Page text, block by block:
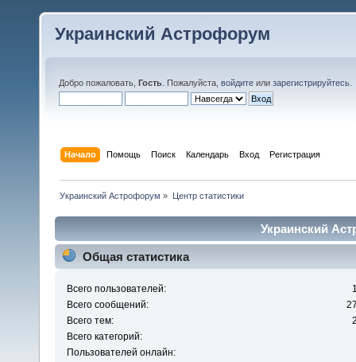
Украинский Астрофорум
Добро пожаловать, Гость . Пожалуйста, войдите или зарегистрируйтесь
Начало Помощь Поиск Календарь Вход Регистрация
Украинский Астрофорум » Центр статистики
Украинский
Общая статистика
Всего пользователей:
Всего сообщений:
Всего тем:
Всего категорий:
Пользователей онлайн: